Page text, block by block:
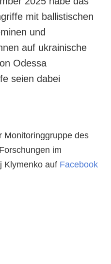
mit ballistischen
und
auf ukrainische
Odessa
seien dabei
Monitoringgruppe des
im
Klymenko auf Facebook